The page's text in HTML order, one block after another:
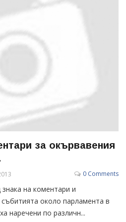
за окървавения
0 Comments
на коментари и
около парламента в
наречени по различн...